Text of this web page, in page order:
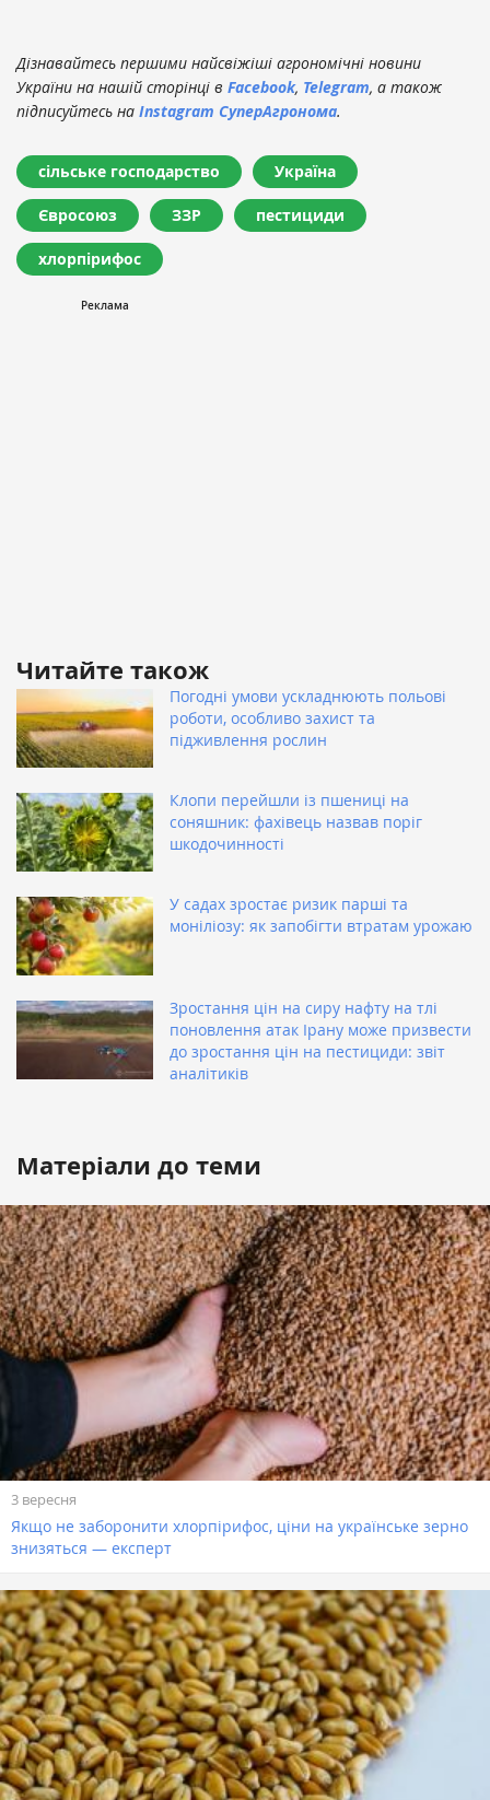
Дізнавайтесь першими найсвіжіші агрономічні новини
України на нашій сторінці в Facebook, Telegram, а також
підписуйтесь на Instagram СуперАгронома.
сільське господарство Україна
Євросоюз ЗЗР пестициди
хлорпірифос
Читайте також
Погодні умови ускладнюють польові
роботи, особливо захист та
підживлення рослин
Клопи перейшли із пшениці на
соняшник: фахівець назвав поріг
шкодочинності
У садах зростає ризик парші та
моніліозу: як запобігти втратам урожаю
Зростання цін на сиру нафту на тлі
поновлення атак Ірану може призвести
до зростання цін на пестициди: звіт
аналітиків
Матеріали до теми
3 вересня
Якщо не заборонити хлорпірифос, ціни на українське зерно
знизяться — експерт